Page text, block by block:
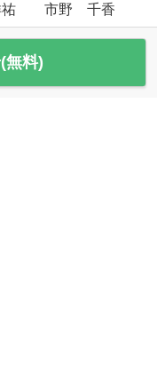
市野 千香
無料)